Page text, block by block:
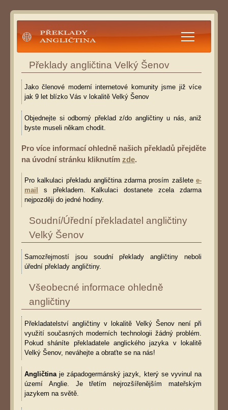
Překlady angličtina
Překlady angličtina Velký Šenov
Jako členové moderní internetové komunity jsme již více
jak 9 let blízko Vás v lokalitě Velký Šenov
Objednejte si odborný překlad z/do angličtiny u nás, aniž
byste museli někam chodit.
Pro více informací ohledně našich překladů přejděte
na úvodní stránku kliknutím zde.
Pro kalkulaci překladu angličtina zdarma prosím zašlete e-
mail
s překladem. Kalkulaci dostanete zcela zdarma
nejpozději do jedné hodiny.
Soudní/Úřední překladatel angličtiny
Velký Šenov
Samozřejmostí jsou soudní překlady angličtiny neboli
úřední překlady angličtiny.
Všeobecné informace ohledně
angličtiny
Překladatelství angličtiny v lokalitě Velký Šenov není při
využití současných moderních technologii žádný problém.
Pokud sháníte překladatele anglického jazyka v lokalitě
Velký Šenov, neváhejte a obraťte se na nás!
Angličtina je západogermánský jazyk, který se vyvinul na
území Anglie. Je třetím nejrozšířenějším mateřským
jazykem na světě.